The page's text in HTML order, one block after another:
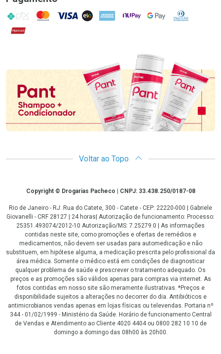
PIX MasterCard
VISA ELO AMEX NuPay Google PayDiners Club
Hipercard
Promoção em Destaque
Voltar ao Topo
CopyrightCopyright © Drogarias Pacheco | CNPJ: 33.438.250/0187-08
Rio de Janeiro - RJ: Rua do Catete, 300 - Catete - CEP: 22220-000 | Gabriele
Giovanelli - CRF 28127 | 24 horas| Autorização de funcionamento: Processo:
25351.493074/2012-10 Autorização/MS: 7.25279.0 | As informações
contidas neste site, como promoções e ofertas de remédios e
medicamentos, não devem ser usadas para automedicação e não
substituem, em hipótese alguma, a medicação prescrita pelo profissional da
área médica. Somente o médico está em condições de diagnosticar
qualquer problema de saúde e prescrever o tratamento adequado. Os
preços e as promoções são válidos apenas para compras via internet. As
fotos contidas em nosso site são meramente ilustrativas. *Preços e
disponibilidade sujeitos a alterações no decorrer do dia. Antibióticos e
antimicrobianos vendas apenas em lojas físicas ou televendas. Portaria nº
344 - 01/02/1999 - Ministério da Saúde. Horário de funcionamento Central
de Vendas e Atendimento ao Cliente 4020 4404 ou 0800 282 10 10 de
domingo a domingo das 08h00 às 20h00.